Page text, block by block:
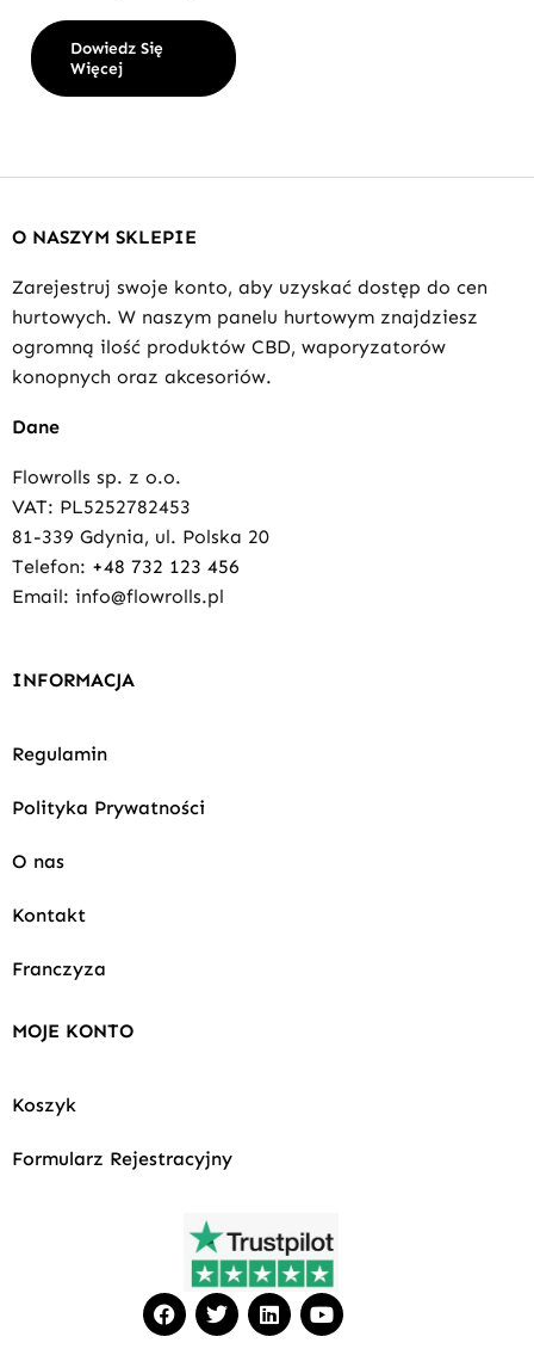
Dowiedz Się
Więcej
O NASZYM SKLEPIE
Zarejestruj swoje konto, aby uzyskać dostęp do cen
hurtowych. W naszym panelu hurtowym znajdziesz
ogromną ilość produktów CBD, waporyzatorów
konopnych oraz akcesoriów.
Dane
Flowrolls sp. z o.o.
VAT: PL5252782453
81-339 Gdynia, ul. Polska 20
Telefon: +48 732 123 456
Email: info@flowrolls.pl
INFORMACJA
Regulamin
Polityka Prywatności
O nas
Kontakt
Franczyza
MOJE KONTO
Koszyk
Formularz Rejestracyjny
F
a
T
w
L
i
Y
o